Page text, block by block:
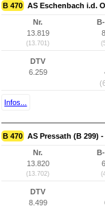
B 470 AS Eschenbach i.d.
Nr.
13.819
(13.701)
DTV
6.259
Infos...
B 470 AS Pressath (B 299)
Nr.
13.820
(13.702)
DTV
8.499